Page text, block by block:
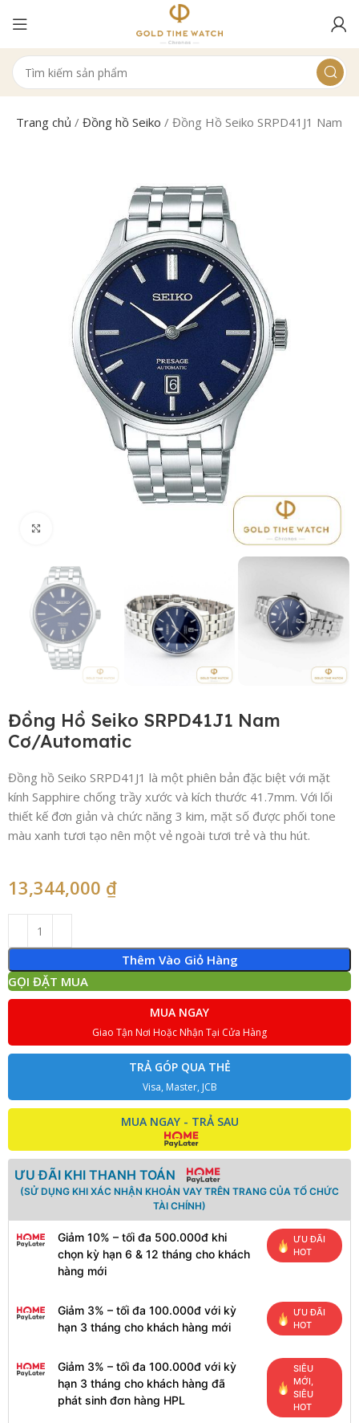
Trang chủ /Đồng hồ Seiko /Đồng Hồ Seiko SRPD41J1 Nam
Đồng Hồ Seiko SRPD41J1 Nam
Cơ/Automatic
Đồng hồ Seiko SRPD41J1 là một phiên bản đặc biệt với mặt
kính Sapphire chống trầy xước và kích thước 41.7mm. Với lối
thiết kế đơn giản và chức năng 3 kim, mặt số được phối tone
màu xanh tươi tạo nên một vẻ ngoài tươi trẻ và thu hút.
13,344,000 ₫
Thêm Vào Giỏ Hàng
GỌI ĐẶT MUA
MUA NGAY
Giao Tận Nơi Hoặc Nhận Tại Cửa Hàng
TRẢ GÓP QUA THẺ
Visa, Master, JCB
MUA NGAY - TRẢ SAU
ƯU ĐÃI KHI THANH TOÁN
(SỬ DỤNG KHI XÁC NHẬN KHOẢN VAY TRÊN TRANG CỦA TỔ CHỨC
TÀI CHÍNH)
Giảm 10% – tối đa 500.000đ khi
chọn kỳ hạn 6 & 12 tháng cho khách
hàng mới
ƯU ĐÃI
HOT
Giảm 3% – tối đa 100.000đ với kỳ
hạn 3 tháng cho khách hàng mới
ƯU ĐÃI
HOT
Giảm 3% – tối đa 100.000đ với kỳ
hạn 3 tháng cho khách hàng đã
phát sinh đơn hàng HPL
SIÊU
MỚI,
SIÊU
HOT